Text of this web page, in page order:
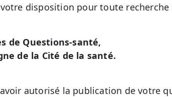
disposition pour toute
de Questions-santé,
de la Cité de la santé.
autorisé la publication de votre